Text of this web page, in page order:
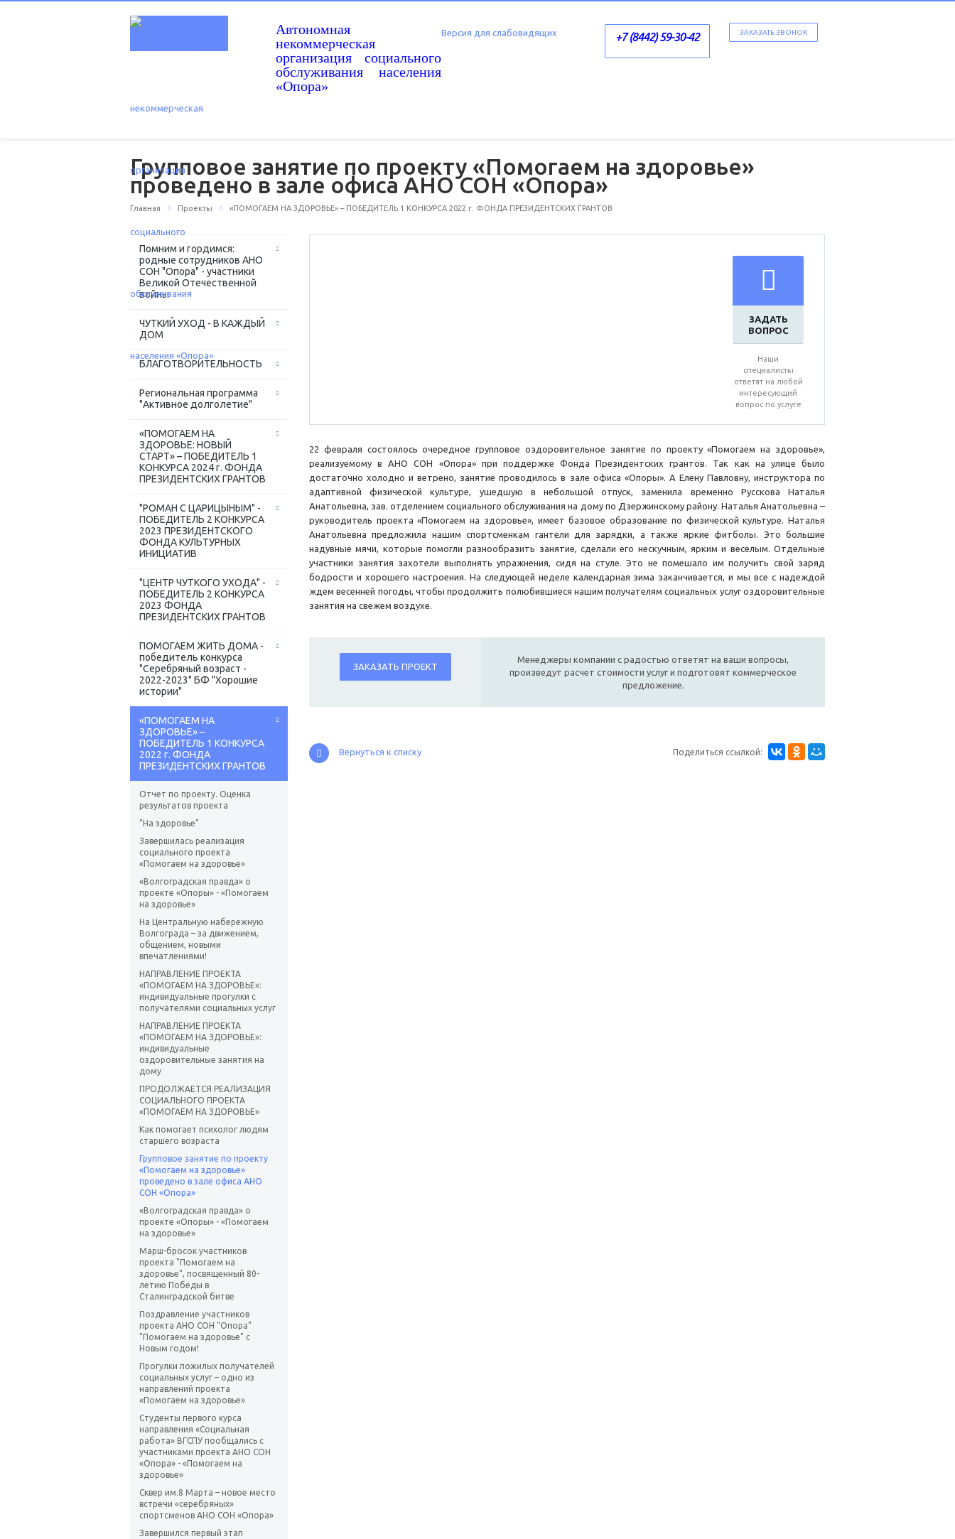
Автономная
некоммерческая
организация социального
обслуживания населения
«Опора»
ЗАКАЗАТЬ ЗВОНОК
+7 (8442) 59-30-42
Версия для слабовидящих
Групповое занятие по проекту «Помогаем на здоровье»
проведено в зале офиса АНО СОН «Опора»
Главная Проекты «ПОМОГАЕМ НА ЗДОРОВЬЕ» – ПОБЕДИТЕЛЬ 1 КОНКУРСА 2022 г. ФОНДА ПРЕЗИДЕНТСКИХ ГРАНТОВ
Помним и гордимся:
родные сотрудников АНО
СОН "Опора" - участники
Великой Отечественной
войны
ЧУТКИЙ УХОД - В КАЖДЫЙ
ДОМ
БЛАГОТВОРИТЕЛЬНОСТЬ
Региональная программа
"Активное долголетие"
«ПОМОГАЕМ НА
ЗДОРОВЬЕ: НОВЫЙ
СТАРТ» – ПОБЕДИТЕЛЬ 1
КОНКУРСА 2024 г. ФОНДА
ПРЕЗИДЕНТСКИХ ГРАНТОВ
"РОМАН С ЦАРИЦЫНЫМ" -
ПОБЕДИТЕЛЬ 2 КОНКУРСА
2023 ПРЕЗИДЕНТСКОГО
ФОНДА КУЛЬТУРНЫХ
ИНИЦИАТИВ
"ЦЕНТР ЧУТКОГО УХОДА" -
ПОБЕДИТЕЛЬ 2 КОНКУРСА
2023 ФОНДА
ПРЕЗИДЕНТСКИХ ГРАНТОВ
ПОМОГАЕМ ЖИТЬ ДОМА -
победитель конкурса
"Серебряный возраст -
2022-2023" БФ "Хорошие
истории"
«ПОМОГАЕМ НА
ЗДОРОВЬЕ» –
ПОБЕДИТЕЛЬ 1 КОНКУРСА
2022 г. ФОНДА
ПРЕЗИДЕНТСКИХ ГРАНТОВ
Отчет по проекту. Оценка
результатов проекта
"На здоровье"
Завершилась реализация
социального проекта
«Помогаем на здоровье»
«Волгоградская правда» о
проекте «Опоры» - «Помогаем
на здоровье»
На Центральную набережную
Волгограда – за движением,
общением, новыми
впечатлениями!
НАПРАВЛЕНИЕ ПРОЕКТА
«ПОМОГАЕМ НА ЗДОРОВЬЕ»:
индивидуальные прогулки с
получателями социальных услуг
НАПРАВЛЕНИЕ ПРОЕКТА
«ПОМОГАЕМ НА ЗДОРОВЬЕ»:
индивидуальные
оздоровительные занятия на
дому
ПРОДОЛЖАЕТСЯ РЕАЛИЗАЦИЯ
СОЦИАЛЬНОГО ПРОЕКТА
«ПОМОГАЕМ НА ЗДОРОВЬЕ»
Как помогает психолог людям
старшего возраста
Групповое занятие по проекту
«Помогаем на здоровье»
проведено в зале офиса АНО
СОН «Опора»
«Волгоградская правда» о
проекте «Опоры» - «Помогаем
на здоровье»
Марш-бросок участников
проекта "Помогаем на
здоровье", посвященный 80-
летию Победы в
Сталинградской битве
Поздравление участников
проекта АНО СОН "Опора"
"Помогаем на здоровье" с
Новым годом!
Прогулки пожилых получателей
социальных услуг – одно из
направлений проекта
«Помогаем на здоровье»
Студенты первого курса
направления «Социальная
работа» ВГСПУ пообщались с
участниками проекта АНО СОН
«Опора» - «Помогаем на
здоровье»
Сквер им.8 Марта – новое место
встречи «серебряных»
спортсменов АНО СОН «Опора»
Завершился первый этап
ЗАДАТЬ
ВОПРОС
Наши
специалисты
ответят на любой
интересующий
вопрос по услуге
22 февраля состоялось очередное групповое оздоровительное занятие по проекту «Помогаем на здоровье»,
реализуемому в АНО СОН «Опора» при поддержке Фонда Президентских грантов. Так как на улице было
достаточно холодно и ветрено, занятие проводилось в зале офиса «Опоры». А Елену Павловну, инструктора по
адаптивной физической культуре, ушедшую в небольшой отпуск, заменила временно Русскова Наталья
Анатольевна, зав. отделением социального обслуживания на дому по Дзержинскому району. Наталья Анатольевна –
руководитель проекта «Помогаем на здоровье», имеет базовое образование по физической культуре. Наталья
Анатольевна предложила нашим спортсменкам гантели для зарядки, а также яркие фитболы. Это большие
надувные мячи, которые помогли разнообразить занятие, сделали его нескучным, ярким и веселым. Отдельные
участники занятия захотели выполнять упражнения, сидя на стуле. Это не помешало им получить свой заряд
бодрости и хорошего настроения. На следующей неделе календарная зима заканчивается, и мы все с надеждой
ждем весенней погоды, чтобы продолжить полюбившиеся нашим получателям социальных услуг оздоровительные
занятия на свежем воздухе.
ЗАКАЗАТЬ ПРОЕКТ
Менеджеры компании с радостью ответят на ваши вопросы,
произведут расчет стоимости услуг и подготовят коммерческое
предложение.
Поделиться ссылкой:
Вернуться к списку